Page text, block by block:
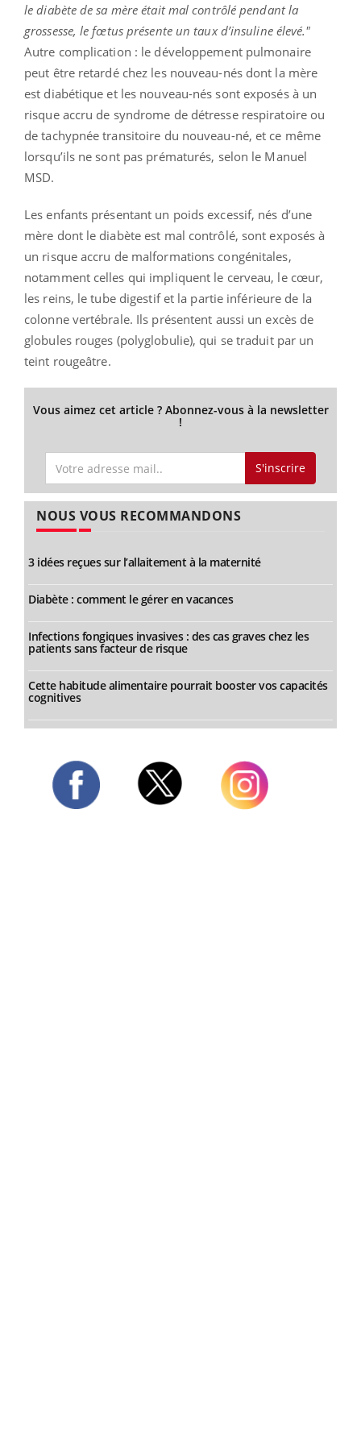
le diabète de sa mère était mal contrôlé pendant la
grossesse, le fœtus présente un taux d’insuline élevé."
Autre complication : le développement pulmonaire
peut être retardé chez les nouveau-nés dont la mère
est diabétique et les nouveau-nés sont exposés à un
risque accru de syndrome de détresse respiratoire ou
de tachypnée transitoire du nouveau-né, et ce même
lorsqu’ils ne sont pas prématurés, selon le Manuel
MSD.
Les enfants présentant un poids excessif, nés d’une
mère dont le diabète est mal contrôlé, sont exposés à
un risque accru de malformations congénitales,
notamment celles qui impliquent le cerveau, le cœur,
les reins, le tube digestif et la partie inférieure de la
colonne vertébrale. Ils présentent aussi un excès de
globules rouges (polyglobulie), qui se traduit par un
teint rougeâtre.
Vous aimez cet article ? Abonnez-vous à la newsletter
!
S'inscrire
NOUS VOUS RECOMMANDONS
3 idées reçues sur l’allaitement à la maternité
Diabète : comment le gérer en vacances
Infections fongiques invasives : des cas graves chez les
patients sans facteur de risque
Cette habitude alimentaire pourrait booster vos capacités
cognitives